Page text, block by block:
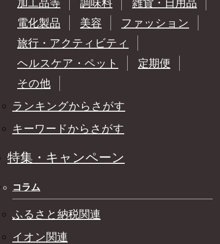
加工品等
調味料
雑貨・日用品
電化製品
美容
ファッション
旅行・アクティビティ
ヘルスケア・ペット
定期便
その他
ランキングからさがす
キーワードからさがす
特集・キャンペーン
コラム
ふるさと納税関連
イオン関連